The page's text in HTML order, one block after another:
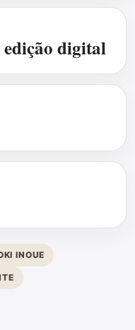
digital
INOUE